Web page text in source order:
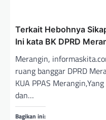
Terkait Hebohnya
Ini kata BK DPRD
Merangin,
ruang banggar DPRD
KUA PPAS
dan…
Bagikan ini: